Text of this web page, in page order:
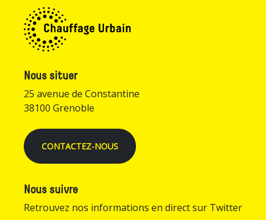
Nous situer
25 avenue de Constantine
38100 Grenoble
CONTACTEZ-NOUS
Nous suivre
Retrouvez nos informations en direct sur Twitter